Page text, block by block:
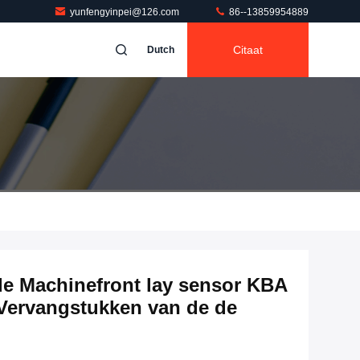
yunfengyinpei@126.com 86--13859954889
Dutch Citaat
Machinefront lay sensor KBA
van de de